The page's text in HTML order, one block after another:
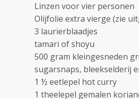
Linzen voor vier personen
Olijfolie extra vierge (zie
3 laurierblaadjes
tamari of shoyu
500 gram kleingesneden
sugarsnaps, bleekselderij
1 ½ eetlepel hot curry
1 theelepel gemalen